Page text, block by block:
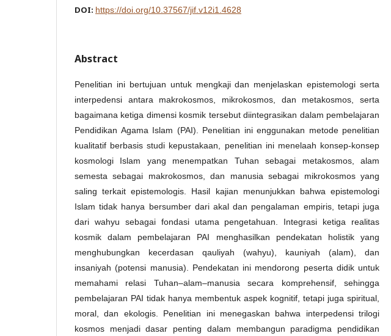
DOI: https://doi.org/10.37567/jif.v12i1.4628
Abstract
Penelitian ini bertujuan untuk mengkaji dan menjelaskan epistemologi serta
interpedensi antara makrokosmos, mikrokosmos, dan metakosmos, serta
bagaimana ketiga dimensi kosmik tersebut diintegrasikan dalam pembelajaran
Pendidikan Agama Islam (PAI). Penelitian ini enggunakan metode penelitian
kualitatif berbasis studi kepustakaan, penelitian ini menelaah konsep-konsep
kosmologi Islam yang menempatkan Tuhan sebagai metakosmos, alam
semesta sebagai makrokosmos, dan manusia sebagai mikrokosmos yang
saling terkait epistemologis. Hasil kajian menunjukkan bahwa epistemologi
Islam tidak hanya bersumber dari akal dan pengalaman empiris, tetapi juga
dari wahyu sebagai fondasi utama pengetahuan. Integrasi ketiga realitas
kosmik dalam pembelajaran PAI menghasilkan pendekatan holistik yang
menghubungkan kecerdasan qauliyah (wahyu), kauniyah (alam), dan
insaniyah (potensi manusia). Pendekatan ini mendorong peserta didik untuk
memahami relasi Tuhan–alam–manusia secara komprehensif, sehingga
pembelajaran PAI tidak hanya membentuk aspek kognitif, tetapi juga spiritual,
moral, dan ekologis. Penelitian ini menegaskan bahwa interpedensi trilogi
kosmos menjadi dasar penting dalam membangun paradigma pendidikan